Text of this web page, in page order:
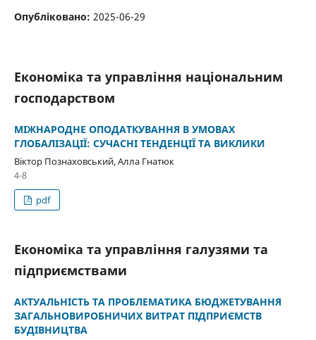
Опубліковано: 2025-06-29
Економіка та управління національним
господарством
МІЖНАРОДНЕ ОПОДАТКУВАННЯ В УМОВАХ
ГЛОБАЛІЗАЦІЇ: СУЧАСНІ ТЕНДЕНЦІЇ ТА ВИКЛИКИ
Віктор Познаховський, Алла Гнатюк
4-8
pdf
Економіка та управління галузями та
підприємствами
АКТУАЛЬНІСТЬ ТА ПРОБЛЕМАТИКА БЮДЖЕТУВАННЯ
ЗАГАЛЬНОВИРОБНИЧИХ ВИТРАТ ПІДПРИЄМСТВ
БУДІВНИЦТВА